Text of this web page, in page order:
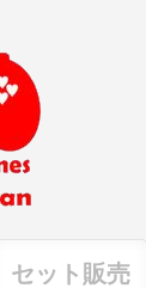
セット販売